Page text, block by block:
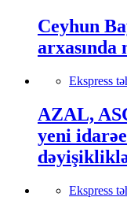
Ceyhun
arxasında
Ekspress
AZAL,
yeni
Ekspress